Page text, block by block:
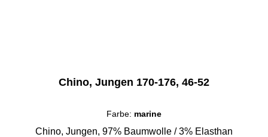
Chino, Jungen 170-176, 46-52
Farbe: marine
Chino, Jungen, 97% Baumwolle / 3% Elasthan